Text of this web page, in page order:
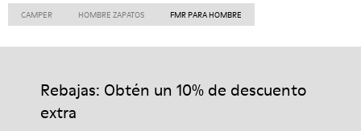
CAMPER HOMBRE ZAPATOS FMR PARA HOMBRE
Rebajas: Obtén un 10% de descuento
extra